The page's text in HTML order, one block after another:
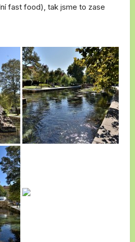
fast food), tak jsme to zase